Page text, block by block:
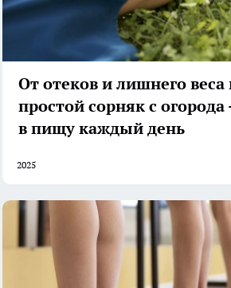
От отеков и лишнего веса
простой сорняк с
в пищу каждый день
2025